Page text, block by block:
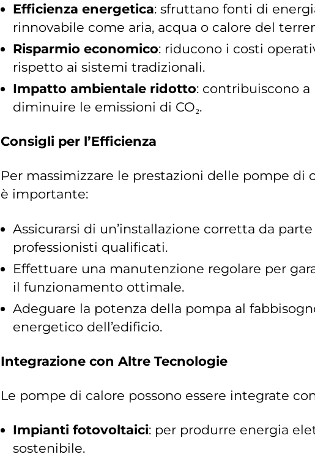
Efficienza energetica: sfruttano fonti di
rinnovabile come aria, acqua o calore del
Risparmio economico: riducono i costi
rispetto ai sistemi tradizionali.
Impatto ambientale ridotto: contribuiscono a
diminuire le emissioni di CO₂.
Consigli per l’Efficienza
Per massimizzare le prestazioni delle pompe di
è importante:
Assicurarsi di un’installazione corretta da
professionisti qualificati.
Effettuare una manutenzione regolare per
il funzionamento ottimale.
Adeguare la potenza della pompa al
energetico dell’edificio.
Integrazione con Altre Tecnologie
Le pompe di calore possono essere integrate
Impianti fotovoltaici: per produrre energia
sostenibile.